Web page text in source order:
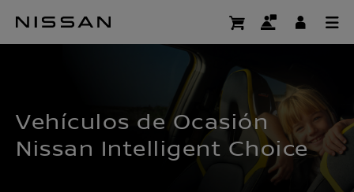
contenido
CERTIFIED PRE
Vehículos de Ocasión
Nissan Intelligent Choice